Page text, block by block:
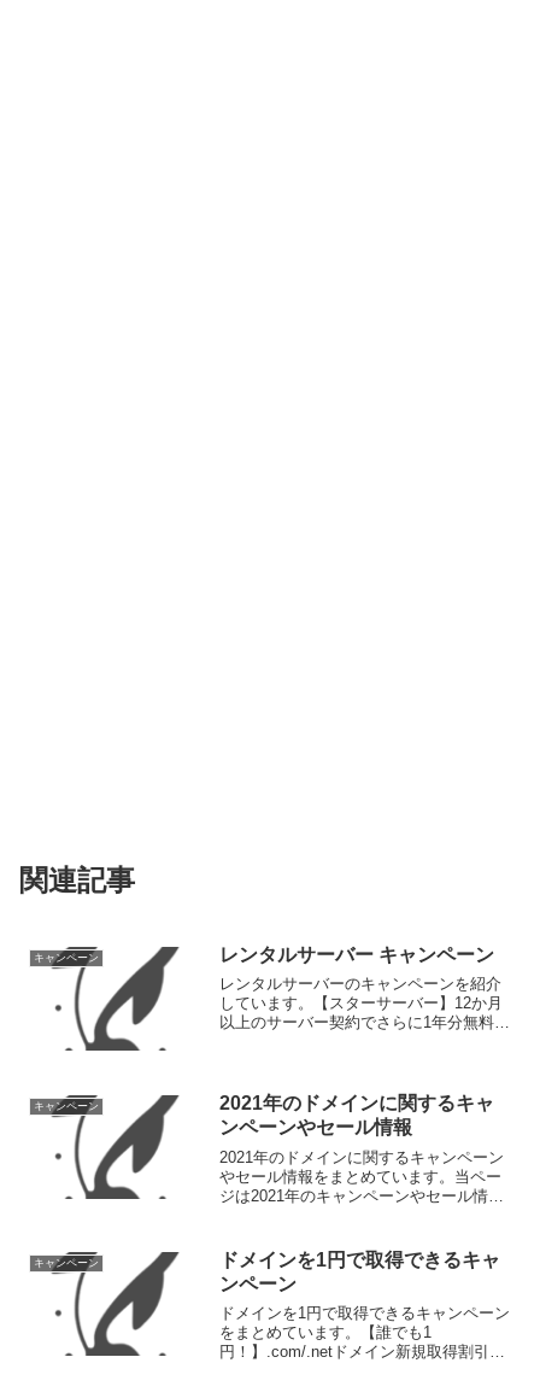
関連記事
キャンペーン レンタルサーバー キャンペーン
レンタルサーバーのキャンペーンを紹介
しています。【スターサーバー】12か月
以上のサーバー契約でさらに1年分無料！
に1年分無料とな...
キャンペーン
2021年のドメインに関するキャ
ンペーンやセール情報
2021年のドメインに関するキャンペーン
やセール情報をまとめています。当ペー
ジは2021年のキャンペーンやセール情報
割引CP】本日より移管の際の年数選択が
可能にな...
キャンペーン
ドメインを1円で取得できるキャ
ンペーン
ドメインを1円で取得できるキャンペーン
をまとめています。【誰でも1
円！】.com/.netドメイン新規取得割引バ